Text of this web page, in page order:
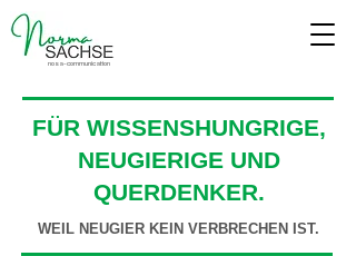
nosa-communication
FÜR WISSENSHUNGRIGE,
NEUGIERIGE UND
QUERDENKER.
WEIL NEUGIER KEIN VERBRECHEN IST.